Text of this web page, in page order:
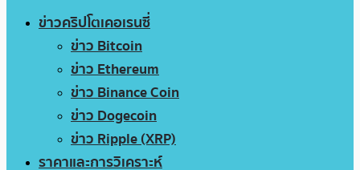
ข่าวคริปโตเคอเรนซี่
ข่าว Bitcoin
ข่าว Ethereum
ข่าว Binance Coin
ข่าว Dogecoin
ข่าว Ripple (XRP)
ราคาและการวิเคราะห์